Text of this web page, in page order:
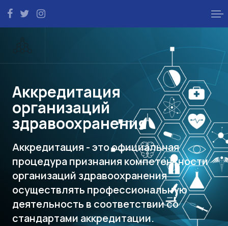
Аккредитация
организаций
здравоохранения
Аккредитация - это официальная
процедура признания компетентности
организаций здравоохранения
осуществлять профессиональную
деятельность в соответствии со
стандартами аккредитации.